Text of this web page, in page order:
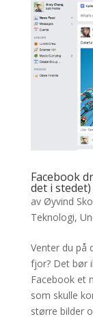
Facebook
det i stedet)
av Øyvind
Teknologi,
Venter du på
fjor? Det bør
Facebook et
som skulle
større bilder